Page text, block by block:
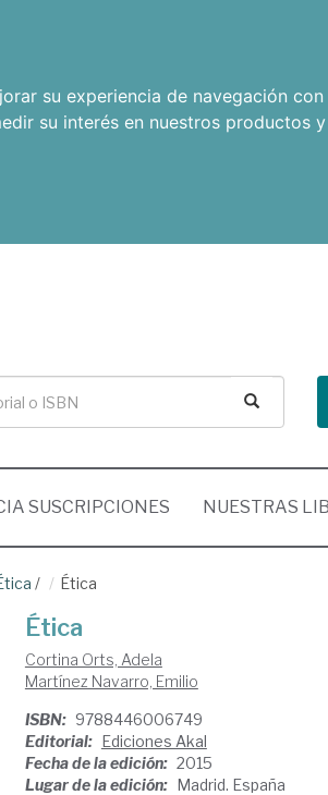
su experiencia de navegación
su interés en nuestros productos
SUSCRIPCIONES NUESTRAS
/ Ética
Ética
Cortina Orts, Adela
Martínez Navarro, Emilio
ISBN: 9788446006749
Editorial: Ediciones Akal
Fecha de la edición: 2015
Lugar de la edición: Madrid. España